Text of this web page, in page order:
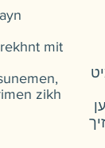
mit
zikh